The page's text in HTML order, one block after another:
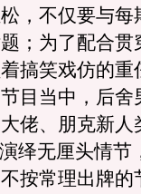
，不仅要与每
；为了配合贯
搞笑戏仿的重
目当中，后舍
佬、朋克新人
绎无厘头情节
按常理出牌的